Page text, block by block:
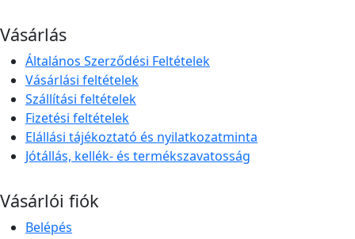
Vásárlás
Általános Szerződési Feltételek
Vásárlási feltételek
Szállítási feltételek
Fizetési feltételek
Elállási tájékoztató és nyilatkozatminta
Jótállás, kellék- és termékszavatosság
Vásárlói fiók
Belépés